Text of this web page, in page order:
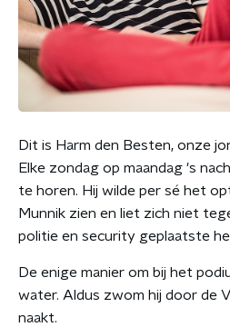
Dit is Harm den Besten, onze
Elke zondag op maandag 's
te horen. Hij wilde per sé het
Munnik zien en liet zich niet
politie en security geplaatste
De enige manier om bij het
water. Aldus zwom hij door de
naakt.